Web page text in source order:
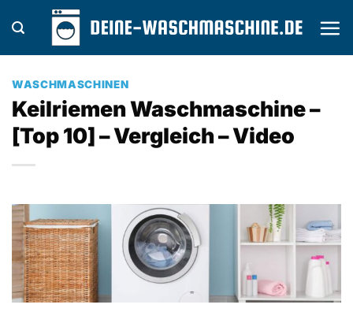
Inhalt
springen
WASCHMASCHINEN
Keilriemen Waschmaschine –
[Top 10] – Vergleich – Video